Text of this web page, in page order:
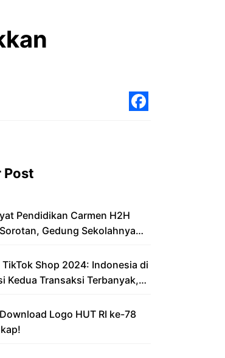
Post
Pendidikan Carmen H2H
Gedung Sekolahnya
TikTok Shop 2024: Indonesia di
Kedua Transaksi Terbanyak,
Logo HUT RI ke-78